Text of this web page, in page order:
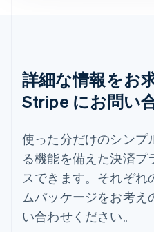
詳細な情報をお
Stripe にお問い
使った分だけのシンプ
る機能を備えた決済プ
スできます。それぞれ
ムパッケージをお考
い合わせください。
DeutschEnglish
ニュージーランド
English
ノルウェー
ハンガリー
English
フィンランド
English Svenska
ブラジル
Português English
フランス